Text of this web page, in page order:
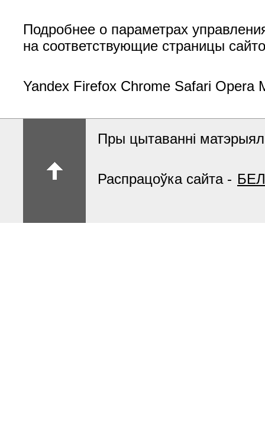
Подробнее о параметрах
на соответствующие страницы
Yandex Firefox Chrome Safari Opera
Пры цытаванні
Распрацоўка сайта -